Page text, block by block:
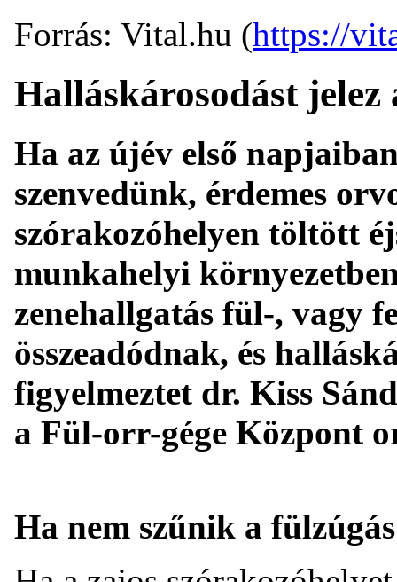
Forrás: Vital.hu (https://
Halláskárosodást jelez
Ha az újév első
szenvedünk, érdemes
szórakozóhelyen töltött
munkahelyi
zenehallgatás fül-, vagy
összeadódnak, és
figyelmeztet dr. Kiss
a Fül-orr-gége Központ
Ha nem szűnik a fülzúgás